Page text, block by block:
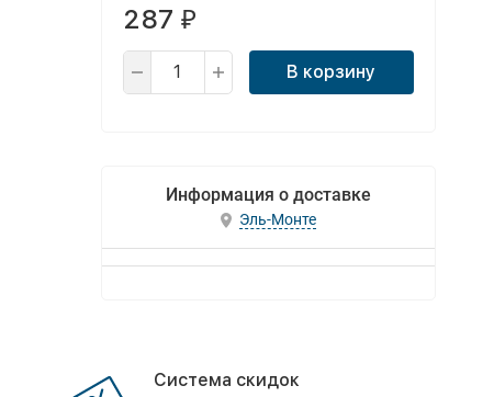
287 ₽
В корзину
Информация о доставке
Эль-Монте
Система скидок